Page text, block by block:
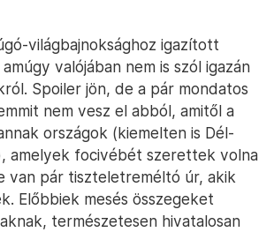
világbajnoksághoz igazított
valójában nem is szól igazán
Spoiler jön, de a pár mondatos
nem vesz el abból, amitől a
országok (kiemelten is Dél-
amelyek focivébét szerettek volna
van pár tiszteletreméltó úr, akik
Előbbiek mesés összegeket
természetesen hivatalosan